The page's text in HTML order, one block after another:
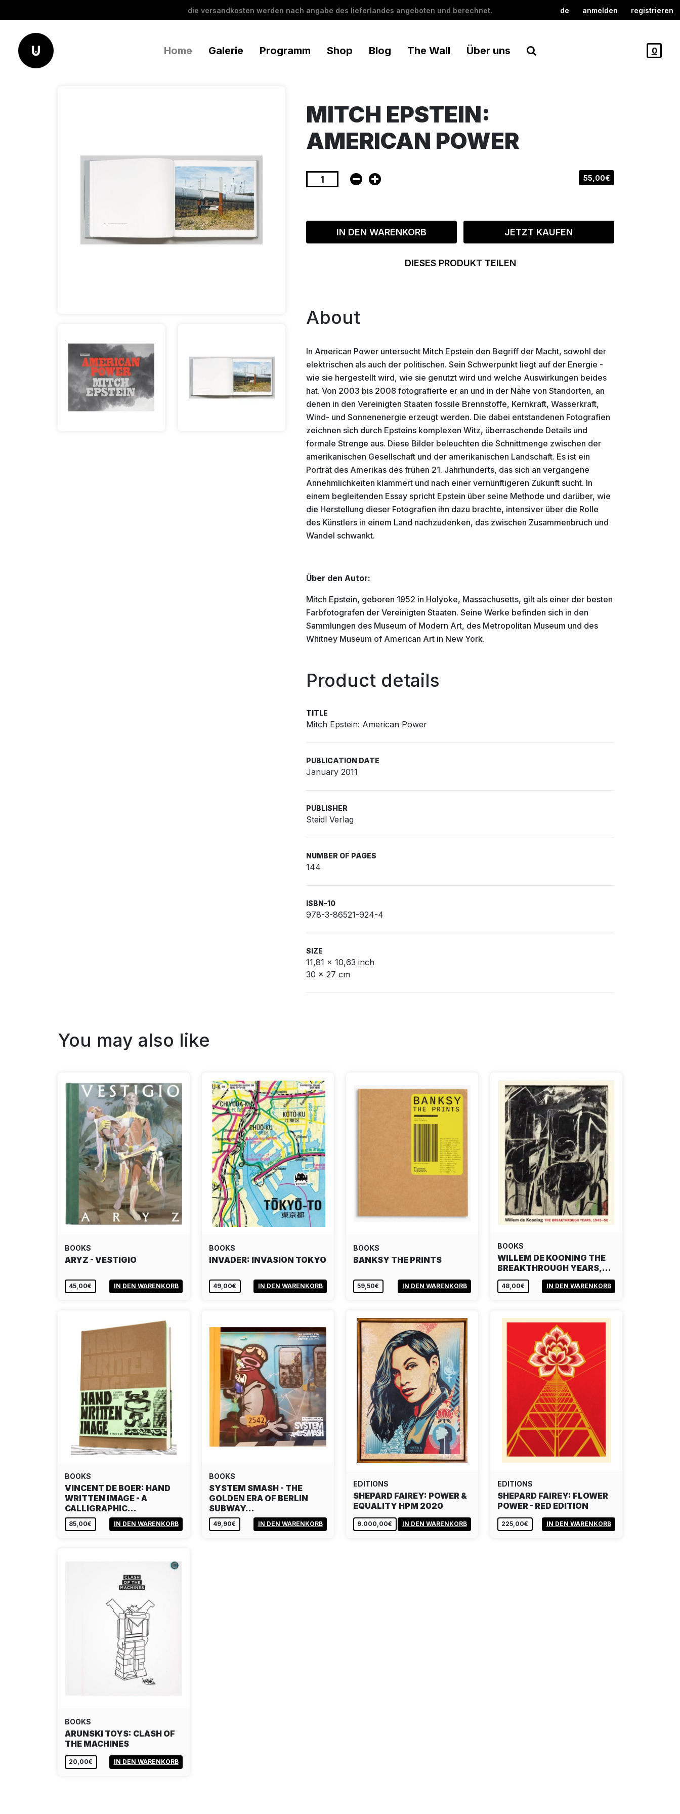
die versandkosten werden nach angabe des lieferlandes angeboten und berechnet. de anmelden registrieren
Home Galerie Programm Shop Blog The Wall Über uns 0
MITCH EPSTEIN:
AMERICAN POWER
55,00€
IN DEN WARENKORB JETZT KAUFEN
DIESES PRODUKT TEILEN
About
In American Power untersucht Mitch Epstein den Begriff der Macht, sowohl der
elektrischen als auch der politischen. Sein Schwerpunkt liegt auf der Energie -
wie sie hergestellt wird, wie sie genutzt wird und welche Auswirkungen beides
hat. Von 2003 bis 2008 fotografierte er an und in der Nähe von Standorten, an
denen in den Vereinigten Staaten fossile Brennstoffe, Kernkraft, Wasserkraft,
Wind- und Sonnenenergie erzeugt werden. Die dabei entstandenen Fotografien
zeichnen sich durch Epsteins komplexen Witz, überraschende Details und
formale Strenge aus. Diese Bilder beleuchten die Schnittmenge zwischen der
amerikanischen Gesellschaft und der amerikanischen Landschaft. Es ist ein
Porträt des Amerikas des frühen 21. Jahrhunderts, das sich an vergangene
Annehmlichkeiten klammert und nach einer vernünftigeren Zukunft sucht. In
einem begleitenden Essay spricht Epstein über seine Methode und darüber, wie
die Herstellung dieser Fotografien ihn dazu brachte, intensiver über die Rolle
des Künstlers in einem Land nachzudenken, das zwischen Zusammenbruch und
Wandel schwankt.
Über den Autor:
Mitch Epstein, geboren 1952 in Holyoke, Massachusetts, gilt als einer der besten
Farbfotografen der Vereinigten Staaten. Seine Werke befinden sich in den
Sammlungen des Museum of Modern Art, des Metropolitan Museum und des
Whitney Museum of American Art in New York.
Product details
TITLE
Mitch Epstein: American Power
PUBLICATION DATE
January 2011
PUBLISHER
Steidl Verlag
NUMBER OF PAGES
144
ISBN-10
978-3-86521-924-4
SIZE
11,81 x 10,63 inch
30 x 27 cm
You may also like
BOOKS
ARYZ - VESTIGIO
45,00€ IN DEN WARENKORB
BOOKS
INVADER: INVASION TOKYO
49,00€ IN DEN WARENKORB
BOOKS
BANKSY THE PRINTS
59,50€ IN DEN WARENKORB
BOOKS
WILLEM DE KOONING THE
BREAKTHROUGH YEARS,…
48,00€ IN DEN WARENKORB
BOOKS
VINCENT DE BOER: HAND
WRITTEN IMAGE - A
CALLIGRAPHIC…
85,00€ IN DEN WARENKORB
BOOKS
SYSTEM SMASH - THE
GOLDEN ERA OF BERLIN
SUBWAY…
49,90€ IN DEN WARENKORB
EDITIONS
SHEPARD FAIREY: POWER &
EQUALITY HPM 2020
9.000,00€ IN DEN WARENKORB
EDITIONS
SHEPARD FAIREY: FLOWER
POWER - RED EDITION
225,00€ IN DEN WARENKORB
BOOKS
ARUNSKI TOYS: CLASH OF
THE MACHINES
20,00€ IN DEN WARENKORB